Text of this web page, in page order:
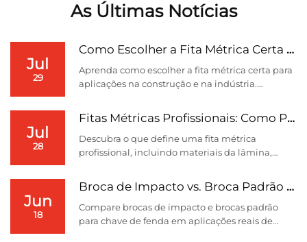
As Últimas Notícias
Jul
29
Como Escolher a Fita Métrica Certa para Aplicaç...
Aprenda como escolher a fita métrica certa para
aplicações na construção e na indústria.
precisão, controle de qualidade e soluções OEM.
Jul
28
Fitas Métricas Profissionais: Como Precisão, Du...
Descubra o que define uma fita métrica
profissional, incluindo materiais da lâmina,
precisão, durabilidade e considerações sobre
fornecimento OEM por um fornecedor
experiente de ferramentas.
Jun
18
Broca de Impacto vs. Broca Padrão para Chave de...
Compare brocas de impacto e brocas padrão
para chave de fenda em aplicações reais de